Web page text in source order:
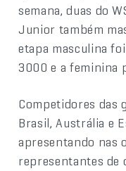
semana, duas do
Junior também
etapa masculina
3000 e a feminina
Competidores das
Brasil, Austrália e
apresentando nas
representantes de